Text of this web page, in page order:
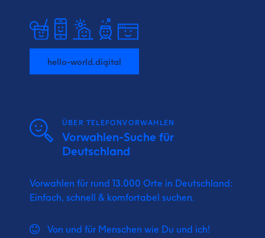
hello-world.digital
ÜBER TELEFONVORWAHLEN
Vorwahlen-Suche für
Deutschland
Vorwahlen für rund 13.000 Orte in Deutschland:
Einfach, schnell & komfortabel suchen.
Von und für Menschen wie Du und ich!